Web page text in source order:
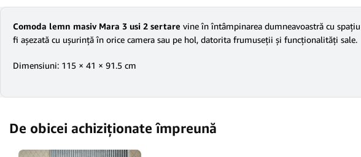
Comoda lemn masiv Mara 3 usi 2 sertare vine în întâmpinarea dumneavoastră cu
fi așezată cu ușurință în orice camera sau pe hol, datorita frumuseții și funcționalități sale.
Dimensiuni: 115 × 41 × 91.5 cm
De obicei achiziționate împreună